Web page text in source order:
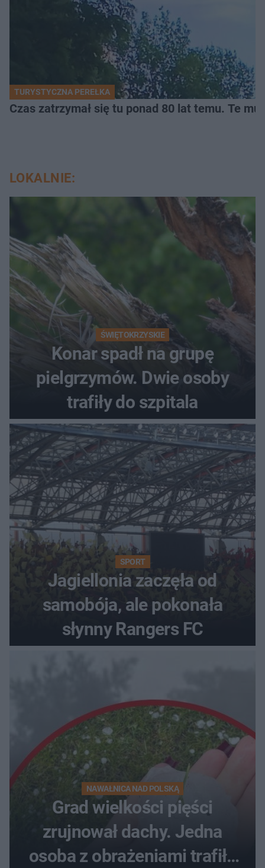
TURYSTYCZNA PEREŁKA
Czas zatrzymał się tu ponad 80 lat temu. Te
LOKALNIE:
ŚWIĘTOKRZYSKIE
Konar spadł na grupę
pielgrzymów. Dwie osoby
trafiły do szpitala
SPORT
Jagiellonia zaczęła od
samobója, ale pokonała
słynny Rangers FC
NAWAŁNICA NAD POLSKĄ
Grad wielkości pięści
zrujnował dachy. Jedna
osoba z obrażeniami trafiła